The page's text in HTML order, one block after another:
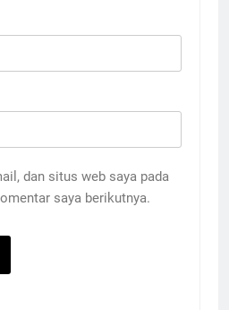
dan situs web saya pada
saya berikutnya.